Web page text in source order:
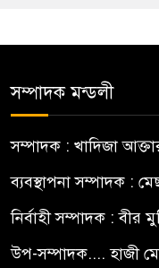
সম্পাদক মন্ডলী
সম্পাদক : খাদিজা
ব্যবস্থাপনা সম্পাদক :
নির্বাহী সম্পাদক : বীর
উপ-সম্পাদক.... হাজী